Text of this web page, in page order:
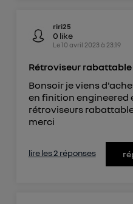
riri25
0 like
Le10 avril 2023 à 23:19
Rétroviseur rabattable
Bonsoir je viens
en finition engineered
rétroviseurs
merci
lire les 2 réponses